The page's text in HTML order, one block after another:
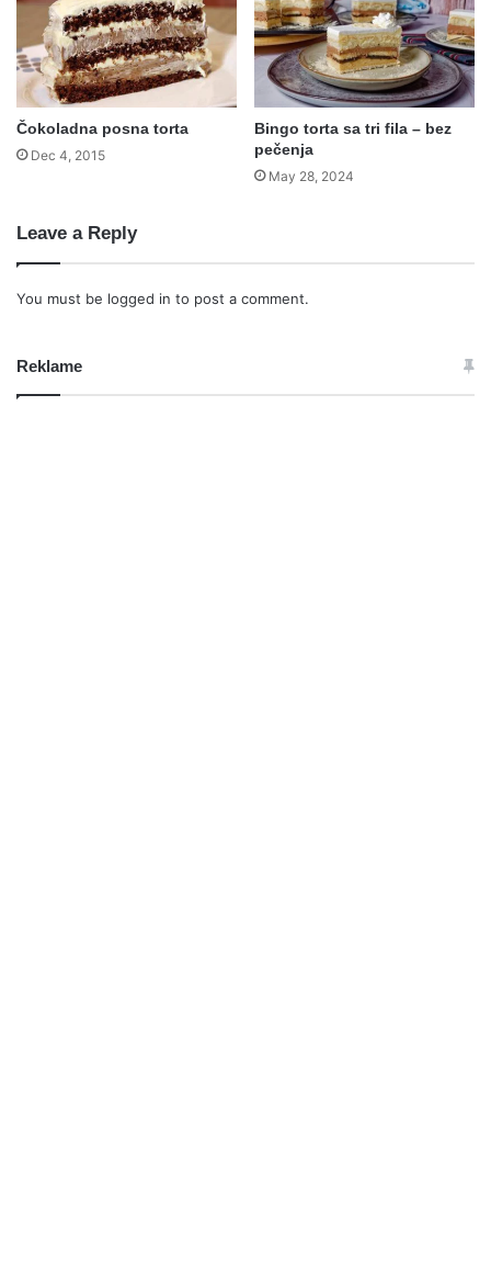
Čokoladna posna torta
Dec 4, 2015
Bingo torta sa tri fila – bez
pečenja
May 28, 2024
Leave a Reply
You must be logged in to post a comment.
Reklame